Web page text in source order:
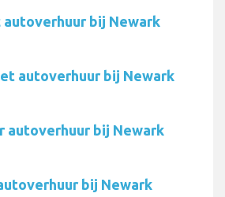
autoverhuur bij Newark
autoverhuur bij Newark
autoverhuur bij Newark
bij Newark